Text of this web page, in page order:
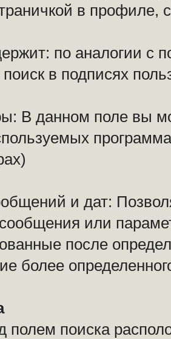
в профиле,
по аналогии с
поиск в подписях
В данном поле вы
и дат:
сообщения или
после
более
полем поиска